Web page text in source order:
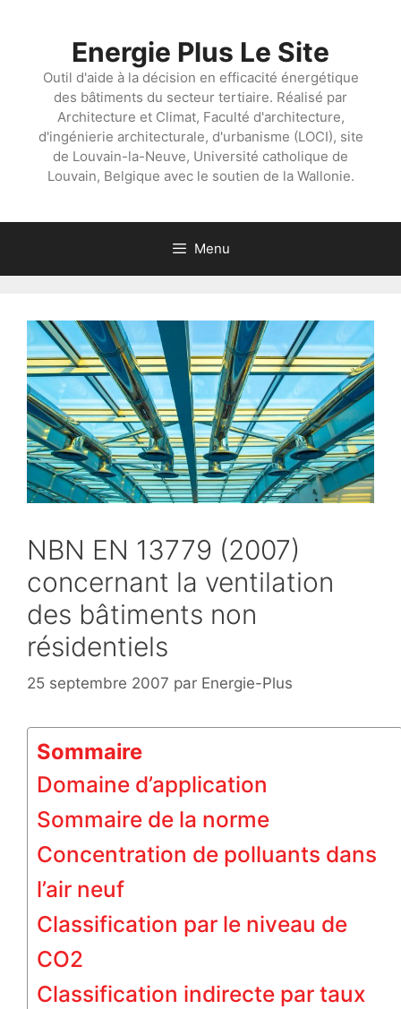
Energie Plus Le Site
Outil d'aide à la décision en efficacité énergétique
des bâtiments du secteur tertiaire. Réalisé par
Architecture et Climat, Faculté d'architecture,
d'ingénierie architecturale, d'urbanisme (LOCI), site
de Louvain-la-Neuve, Université catholique de
Louvain, Belgique avec le soutien de la Wallonie.
Menu
NBN EN 13779 (2007)
concernant la ventilation
des bâtiments non
résidentiels
25 septembre 2007 par Energie-Plus
Sommaire
Domaine d’application
Sommaire de la norme
Concentration de polluants dans
l’air neuf
Classification par le niveau de
CO2
Classification indirecte par taux